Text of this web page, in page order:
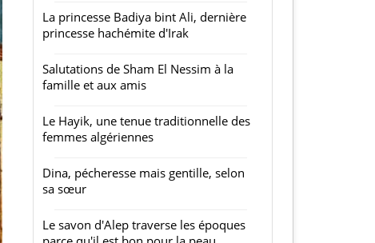
La princesse Badiya bint Ali, dernière
princesse hachémite d'Irak
Salutations de Sham El Nessim à la
famille et aux amis
Le Hayik, une tenue traditionnelle des
femmes algériennes
Dina, pécheresse mais gentille, selon
sa sœur
Le savon d'Alep traverse les époques